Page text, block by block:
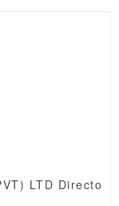
LTD Directo